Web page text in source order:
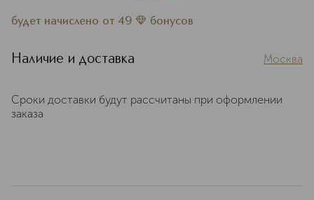
будет начислено от 49 бонусов
Наличие и доставка Москва
Сроки доставки будут рассчитаны при оформлении
заказа